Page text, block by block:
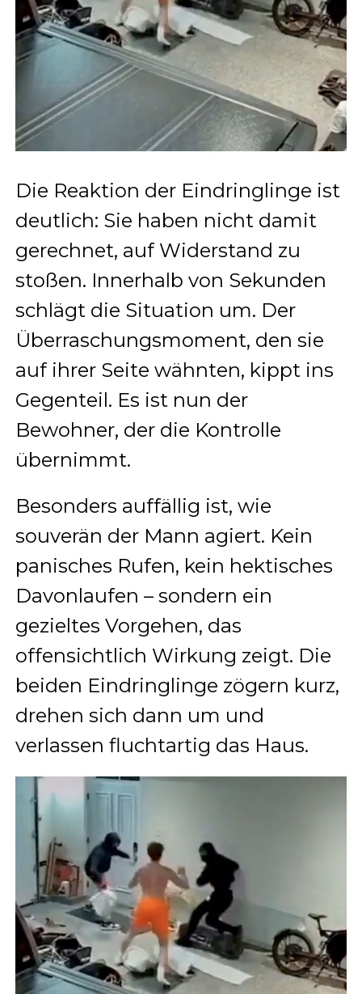
Die Reaktion der Eindringlinge ist
deutlich: Sie haben nicht damit
gerechnet, auf Widerstand zu
stoßen. Innerhalb von Sekunden
schlägt die Situation um. Der
Überraschungsmoment, den sie
auf ihrer Seite wähnten, kippt ins
Gegenteil. Es ist nun der
Bewohner, der die Kontrolle
übernimmt.
Besonders auffällig ist, wie
souverän der Mann agiert. Kein
panisches Rufen, kein hektisches
Davonlaufen – sondern ein
gezieltes Vorgehen, das
offensichtlich Wirkung zeigt. Die
beiden Eindringlinge zögern kurz,
drehen sich dann um und
verlassen fluchtartig das Haus.